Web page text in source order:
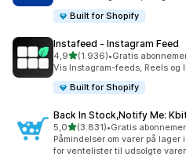
Built for Shopify
Instafeed ‑ Instagram Feed
4,9ud af 5 stjerner
(1.936)
1936 anmeldelser i alt
•Gratis
Vis Instagram-feeds, Reels og
Built for Shopify
Back In Stock,Notify Me:
5,0ud af 5 stjerner
(3.831)
3831 anmeldelser i alt
•Gratis
Påmindelser om varer på
for ventelister til udsolgte varer